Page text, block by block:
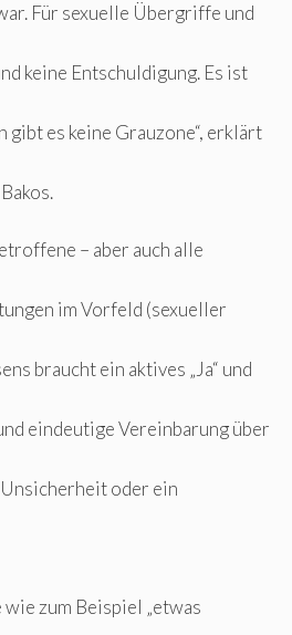
Für sexuelle Übergriffe und
keine Entschuldigung. Es ist
gibt es keine Grauzone“, erklärt
– aber auch alle
im Vorfeld (sexueller
braucht ein aktives „Ja“ und
eindeutige Vereinbarung über
oder ein
zum Beispiel „etwas